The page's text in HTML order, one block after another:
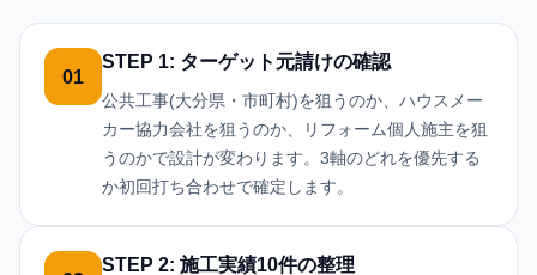
01
STEP 1: ターゲット元請けの確認
公共工事(大分県・市町村)を狙うのか、ハウスメー
カー協力会社を狙うのか、リフォーム個人施主を狙
うのかで設計が変わります。3軸のどれを優先する
か初回打ち合わせで確定します。
STEP 2: 施工実績10件の整理